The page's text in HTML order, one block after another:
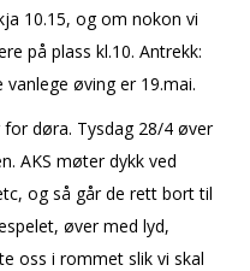
10.15, og om nokon vi
på plass kl.10. Antrekk:
øving er 19.mai.
døra. Tysdag 28/4 øver
AKS møter dykk ved
og så går de rett bort til
øver med lyd,
oss i rommet slik vi skal